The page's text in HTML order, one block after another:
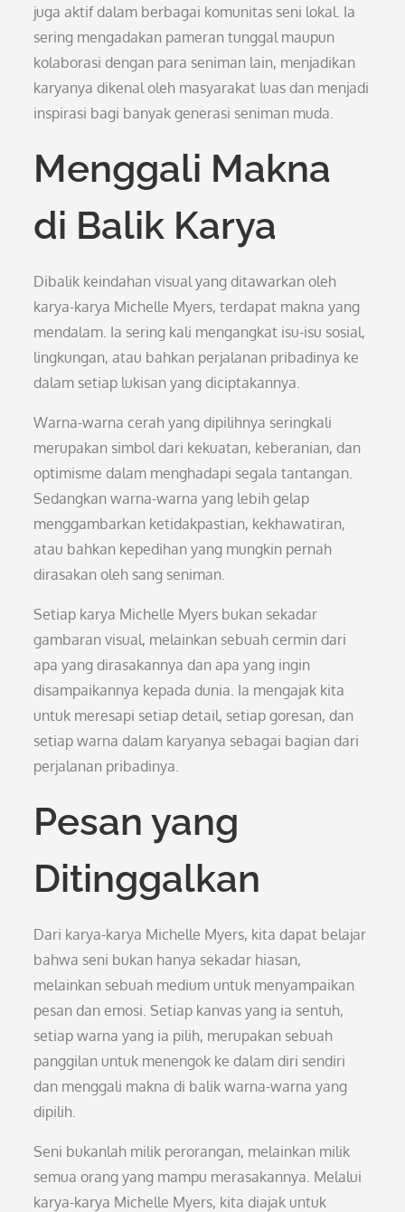
juga aktif dalam berbagai komunitas seni lokal. Ia
sering mengadakan pameran tunggal maupun
kolaborasi dengan para seniman lain, menjadikan
karyanya dikenal oleh masyarakat luas dan menjadi
inspirasi bagi banyak generasi seniman muda.
Menggali Makna
di Balik Karya
Dibalik keindahan visual yang ditawarkan oleh
karya-karya Michelle Myers, terdapat makna yang
mendalam. Ia sering kali mengangkat isu-isu sosial,
lingkungan, atau bahkan perjalanan pribadinya ke
dalam setiap lukisan yang diciptakannya.
Warna-warna cerah yang dipilihnya seringkali
merupakan simbol dari kekuatan, keberanian, dan
optimisme dalam menghadapi segala tantangan.
Sedangkan warna-warna yang lebih gelap
menggambarkan ketidakpastian, kekhawatiran,
atau bahkan kepedihan yang mungkin pernah
dirasakan oleh sang seniman.
Setiap karya Michelle Myers bukan sekadar
gambaran visual, melainkan sebuah cermin dari
apa yang dirasakannya dan apa yang ingin
disampaikannya kepada dunia. Ia mengajak kita
untuk meresapi setiap detail, setiap goresan, dan
setiap warna dalam karyanya sebagai bagian dari
perjalanan pribadinya.
Pesan yang
Ditinggalkan
Dari karya-karya Michelle Myers, kita dapat belajar
bahwa seni bukan hanya sekadar hiasan,
melainkan sebuah medium untuk menyampaikan
pesan dan emosi. Setiap kanvas yang ia sentuh,
setiap warna yang ia pilih, merupakan sebuah
panggilan untuk menengok ke dalam diri sendiri
dan menggali makna di balik warna-warna yang
dipilih.
Seni bukanlah milik perorangan, melainkan milik
semua orang yang mampu merasakannya. Melalui
karya-karya Michelle Myers, kita diajak untuk